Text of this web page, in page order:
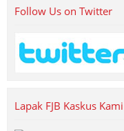
Follow Us on Twitter
Lapak FJB Kaskus Kami